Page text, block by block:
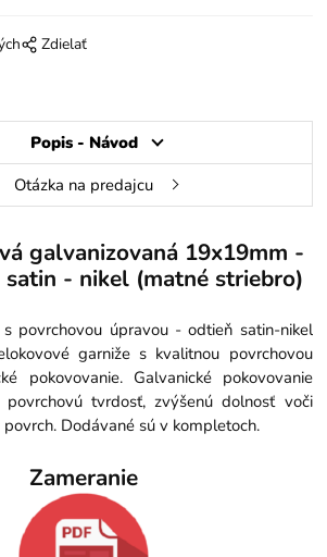
Zdielať
Popis - Návod
Otázka na predajcu
galvanizovaná 19x19mm -
- nikel (matné striebro)
povrchovou úpravou - odtieň satin-nikel
garniže s kvalitnou povrchovou
pokovovanie. Galvanické pokovovanie
povrchovú tvrdosť, zvýšenú dolnosť voči
Dodávané sú v kompletoch.
Zameranie